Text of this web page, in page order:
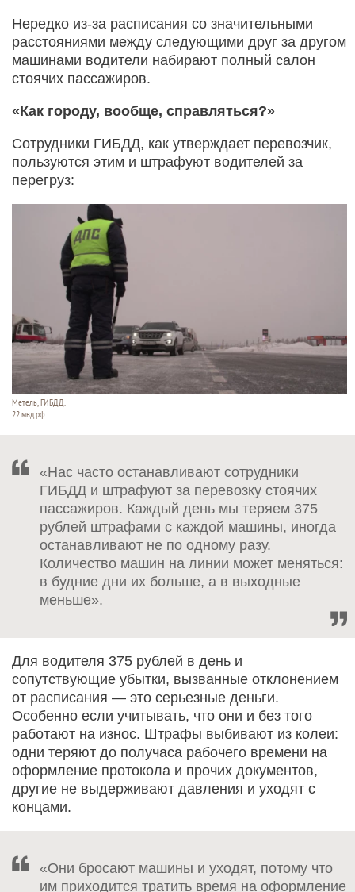
Нередко из-за расписания со значительными
расстояниями между следующими друг за другом
машинами водители набирают полный салон
стоячих пассажиров.
«Как городу, вообще, справляться?»
Сотрудники ГИБДД, как утверждает перевозчик,
пользуются этим и штрафуют водителей за
перегруз:
Метель, ГИБДД.
22.мвд.рф
«Нас часто останавливают сотрудники
ГИБДД и штрафуют за перевозку стоячих
пассажиров. Каждый день мы теряем 375
рублей штрафами с каждой машины, иногда
останавливают не по одному разу.
Количество машин на линии может меняться:
в будние дни их больше, а в выходные
меньше».
Для водителя 375 рублей в день и
сопутствующие убытки, вызванные отклонением
от расписания — это серьезные деньги.
Особенно если учитывать, что они и без того
работают на износ. Штрафы выбивают из колеи:
одни теряют до получаса рабочего времени на
оформление протокола и прочих документов,
другие не выдерживают давления и уходят с
концами.
«Они бросают машины и уходят, потому что
им приходится тратить время на оформление